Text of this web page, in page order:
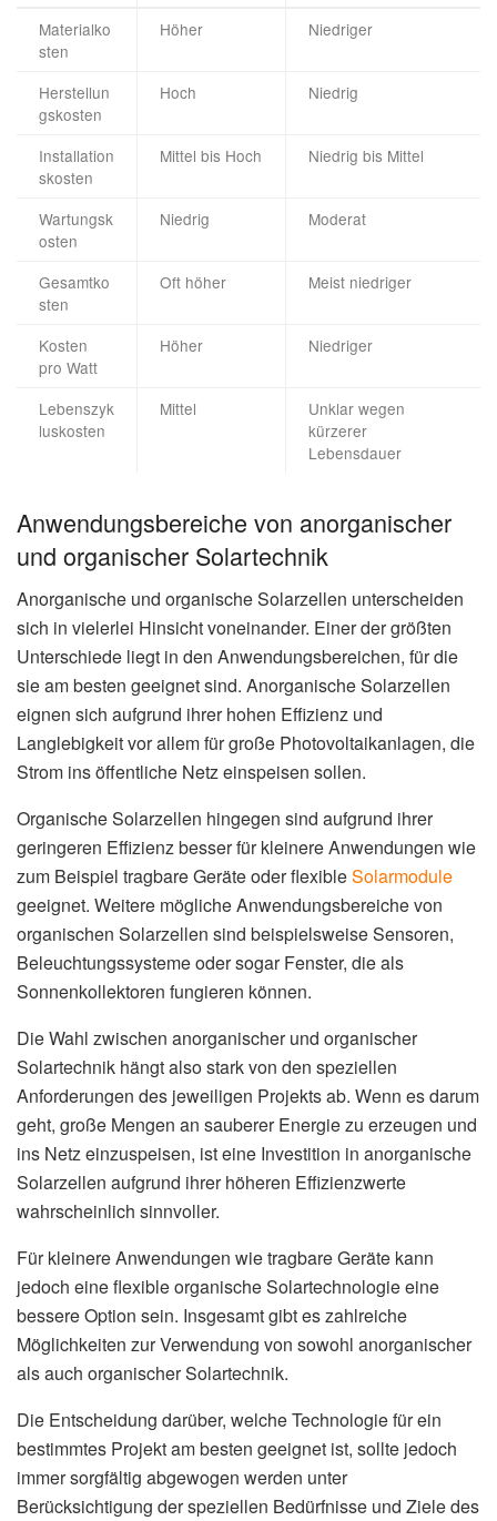
Materialko
sten
Höher Niedriger
Herstellun
gskosten
Hoch Niedrig
Installation
skosten
Mittel bis Hoch Niedrig bis Mittel
Wartungsk
osten
Niedrig Moderat
Gesamtko
sten
Oft höher Meist niedriger
Kosten
pro Watt
Höher Niedriger
Lebenszyk
luskosten
Mittel
Unklar wegen
kürzerer
Lebensdauer
Anwendungsbereiche von anorganischer
und organischer Solartechnik
Anorganische und organische Solarzellen unterscheiden
sich in vielerlei Hinsicht voneinander. Einer der größten
Unterschiede liegt in den Anwendungsbereichen, für die
sie am besten geeignet sind. Anorganische Solarzellen
eignen sich aufgrund ihrer hohen Effizienz und
Langlebigkeit vor allem für große Photovoltaikanlagen, die
Strom ins öffentliche Netz einspeisen sollen.
Organische Solarzellen hingegen sind aufgrund ihrer
geringeren Effizienz besser für kleinere Anwendungen wie
zum Beispiel tragbare Geräte oder flexibleSolarmodule
geeignet. Weitere mögliche Anwendungsbereiche von
organischen Solarzellen sind beispielsweise Sensoren,
Beleuchtungssysteme oder sogar Fenster, die als
Sonnenkollektoren fungieren können.
Die Wahl zwischen anorganischer und organischer
Solartechnik hängt also stark von den speziellen
Anforderungen des jeweiligen Projekts ab. Wenn es darum
geht, große Mengen an sauberer Energie zu erzeugen und
ins Netz einzuspeisen, ist eine Investition in anorganische
Solarzellen aufgrund ihrer höheren Effizienzwerte
wahrscheinlich sinnvoller.
Für kleinere Anwendungen wie tragbare Geräte kann
jedoch eine flexible organische Solartechnologie eine
bessere Option sein. Insgesamt gibt es zahlreiche
Möglichkeiten zur Verwendung von sowohl anorganischer
als auch organischer Solartechnik.
Die Entscheidung darüber, welche Technologie für ein
bestimmtes Projekt am besten geeignet ist, sollte jedoch
immer sorgfältig abgewogen werden unter
Berücksichtigung der speziellen Bedürfnisse und Ziele des